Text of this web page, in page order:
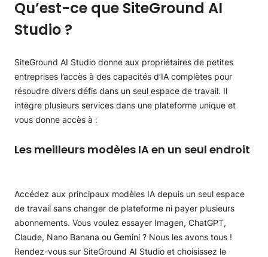
Qu’est-ce que SiteGround AI
Studio ?
SiteGround AI Studio donne aux propriétaires de petites
entreprises l’accès à des capacités d’IA complètes pour
résoudre divers défis dans un seul espace de travail. Il
intègre plusieurs services dans une plateforme unique et
vous donne accès à :
Les meilleurs modèles IA en un seul endroit
Accédez aux principaux modèles IA depuis un seul espace
de travail sans changer de plateforme ni payer plusieurs
abonnements. Vous voulez essayer Imagen, ChatGPT,
Claude, Nano Banana ou Gemini ? Nous les avons tous !
Rendez-vous sur SiteGround AI Studio et choisissez le